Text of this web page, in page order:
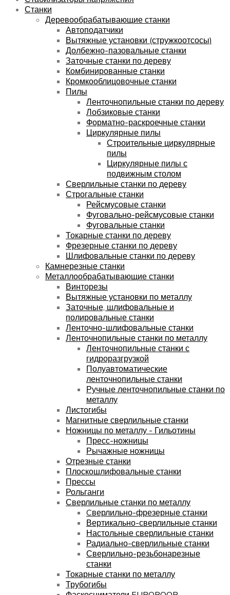
Станки
Деревообрабатывающие станки
Автоподатчики
Вытяжные установки (стружкоотсосы)
Долбежно-пазовальные станки
Заточные станки по дереву
Комбинированные станки
Кромкооблицовочные станки
Пилы
Ленточнопильные станки по дереву
Лобзиковые станки
Форматно-раскроечные станки
Циркулярные пилы
Строительные циркулярные
пилы
Циркулярные пилы с
подвижным столом
Сверлильные станки по дереву
Строгальные станки
Рейсмусовые станки
Фуговально-рейсмусовые станки
Фуговальные станки
Токарные станки по дереву
Фрезерные станки по дереву
Шлифовальные станки по дереву
Камнерезные станки
Металлообрабатывающие станки
Винторезы
Вытяжные установки по металлу
Заточные, шлифовальные и
полировальные станки
Ленточно-шлифовальные станки
Ленточнопильные станки по металлу
Ленточнопильные станки с
гидроразгрузкой
Полуавтоматические
ленточнопильные станки
Ручные ленточнопильные станки по
металлу
Листогибы
Магнитные сверлильные станки
Ножницы по металлу - Гильотины
Пресс-ножницы
Рычажные ножницы
Отрезные станки
Плоскошлифовальные станки
Прессы
Рольганги
Сверлильные станки по металлу
Cверлильно-фрезерные станки
Вертикально-сверлильные станки
Настольные сверлильные станки
Радиально-сверлильные станки
Сверлильно-резьбонарезные
станки
Токарные станки по металлу
Трубогибы